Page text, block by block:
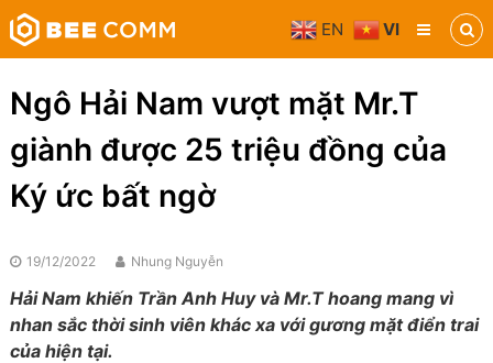
Skip
to
content
Bee
Comm
Truyền
thông
đa
phương
tiện
Ngô Hải Nam vượt mặt Mr.T
giành được 25 triệu đồng của
Ký ức bất ngờ
19/12/2022 Nhung Nguyễn
Hải Nam khiến Trần Anh Huy và Mr.T hoang mang vì
nhan sắc thời sinh viên khác xa với gương mặt điển trai
của hiện tại.
EN VI